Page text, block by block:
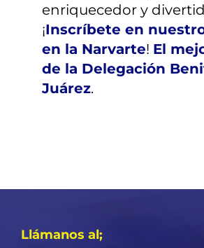
enriquecedor y
¡Inscríbete en
en la Narvarte! El
de la Delegación
Juárez.
Llámanos al;